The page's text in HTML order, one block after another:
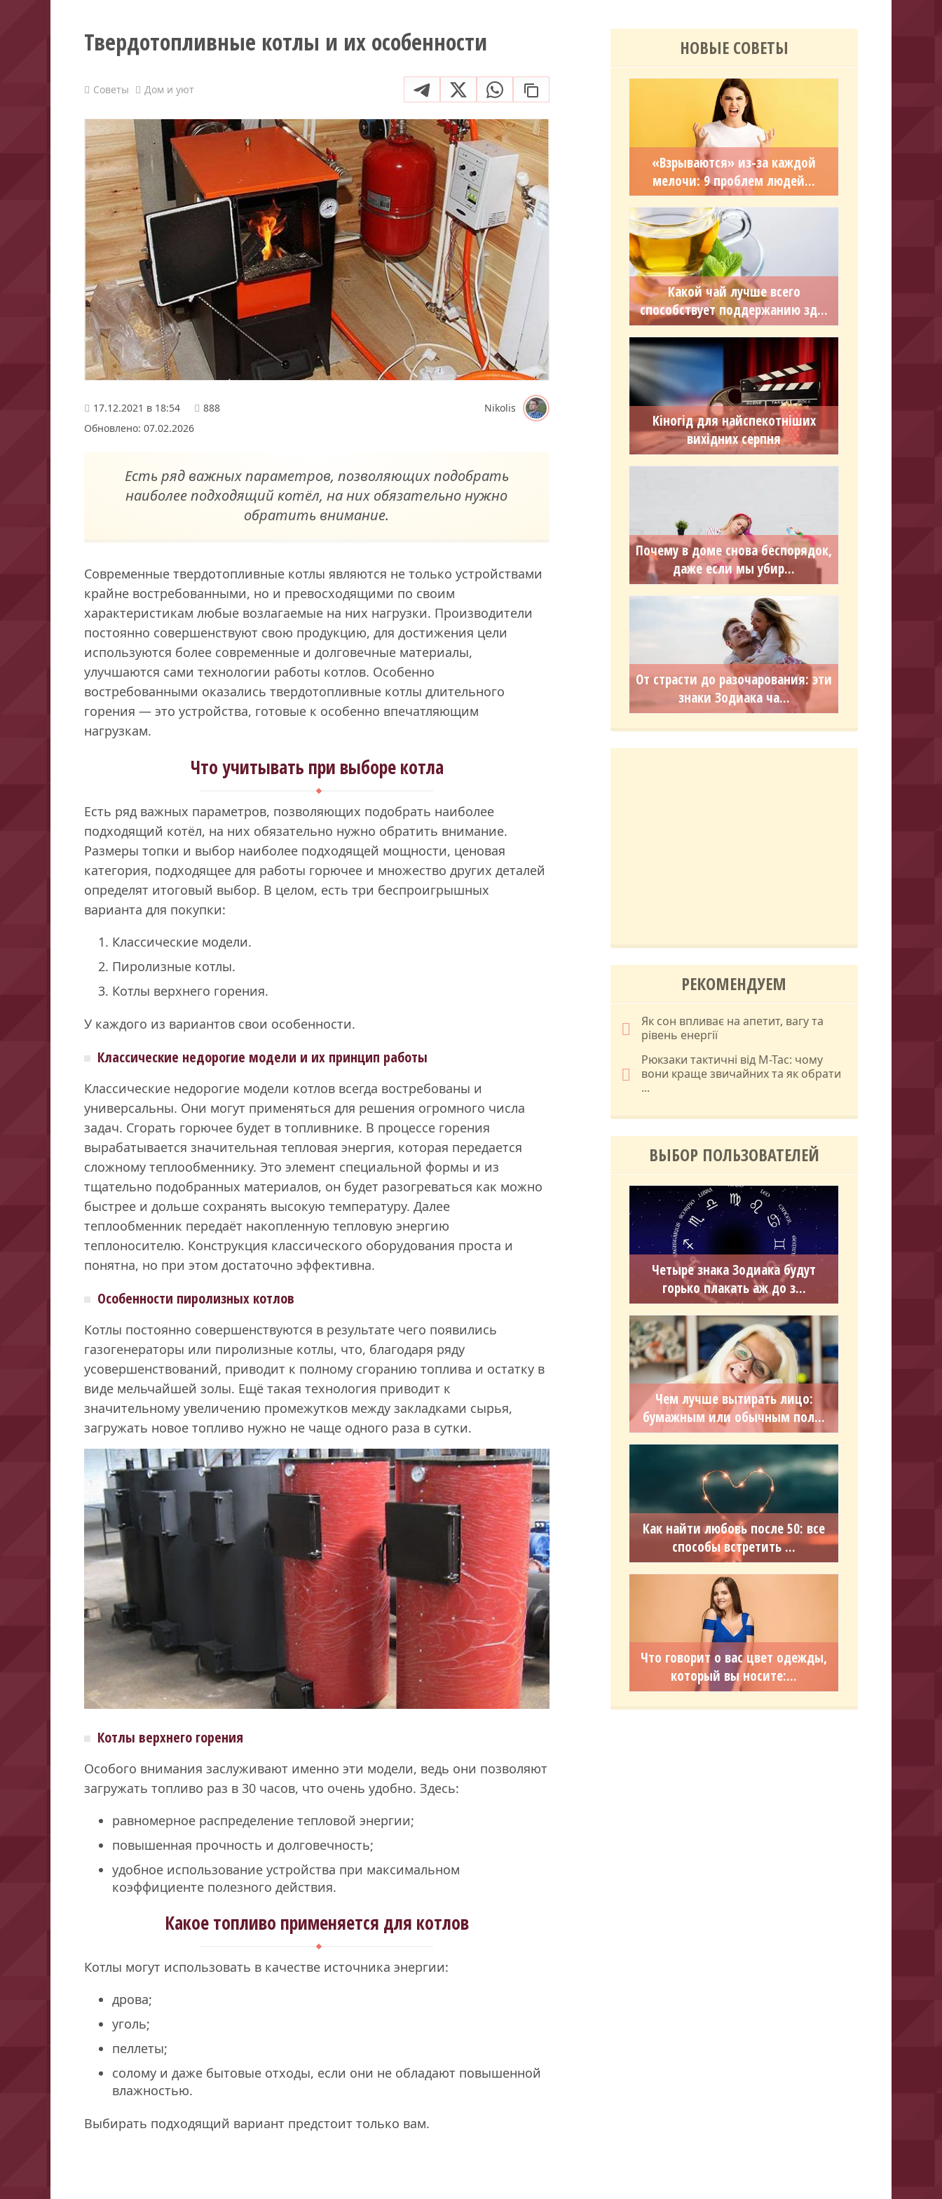
Твердотопливные котлы и их особенности
Советы Дом и уют
17.12.2021 в 18:54 888
Nikolis
Обновлено: 07.02.2026
Есть ряд важных параметров, позволяющих подобрать
наиболее подходящий котёл, на них обязательно нужно
обратить внимание.
Современные твердотопливные котлы являются не только устройствами
крайне востребованными, но и превосходящими по своим
характеристикам любые возлагаемые на них нагрузки. Производители
постоянно совершенствуют свою продукцию, для достижения цели
используются более современные и долговечные материалы,
улучшаются сами технологии работы котлов. Особенно
востребованными оказались твердотопливные котлы длительного
горения — это устройства, готовые к особенно впечатляющим
нагрузкам.
Что учитывать при выборе котла
Есть ряд важных параметров, позволяющих подобрать наиболее
подходящий котёл, на них обязательно нужно обратить внимание.
Размеры топки и выбор наиболее подходящей мощности, ценовая
категория, подходящее для работы горючее и множество других деталей
определят итоговый выбор. В целом, есть три беспроигрышных
варианта для покупки:
Классические модели.
Пиролизные котлы.
Котлы верхнего горения.
У каждого из вариантов свои особенности.
Классические недорогие модели и их принцип работы
Классические недорогие модели котлов всегда востребованы и
универсальны. Они могут применяться для решения огромного числа
задач. Сгорать горючее будет в топливнике. В процессе горения
вырабатывается значительная тепловая энергия, которая передается
сложному теплообменнику. Это элемент специальной формы и из
тщательно подобранных материалов, он будет разогреваться как можно
быстрее и дольше сохранять высокую температуру. Далее
теплообменник передаёт накопленную тепловую энергию
теплоносителю. Конструкция классического оборудования проста и
понятна, но при этом достаточно эффективна.
Особенности пиролизных котлов
Котлы постоянно совершенствуются в результате чего появились
газогенераторы или пиролизные котлы, что, благодаря ряду
усовершенствований, приводит к полному сгоранию топлива и остатку в
виде мельчайшей золы. Ещё такая технология приводит к
значительному увеличению промежутков между закладками сырья,
загружать новое топливо нужно не чаще одного раза в сутки.
Котлы верхнего горения
Особого внимания заслуживают именно эти модели, ведь они позволяют
загружать топливо раз в 30 часов, что очень удобно. Здесь:
равномерное распределение тепловой энергии;
повышенная прочность и долговечность;
удобное использование устройства при максимальном
коэффициенте полезного действия.
Какое топливо применяется для котлов
Котлы могут использовать в качестве источника энергии:
дрова;
уголь;
пеллеты;
солому и даже бытовые отходы, если они не обладают повышенной
влажностью.
Выбирать подходящий вариант предстоит только вам.
НОВЫЕ СОВЕТЫ
«Взрываются» из-за каждой
мелочи: 9 проблем людей...
Какой чай лучше всего
способствует поддержанию зд...
Кіногід для найспекотніших
вихідних серпня
Почему в доме снова беспорядок,
даже если мы убир...
От страсти до разочарования: эти
знаки Зодиака ча...
РЕКОМЕНДУЕМ
Як сон впливає на апетит, вагу та
рівень енергії
Рюкзаки тактичні від M-Tac: чому
вони краще звичайних та як обрати
...
ВЫБОР ПОЛЬЗОВАТЕЛЕЙ
Четыре знака Зодиака будут
горько плакать аж до з...
Чем лучше вытирать лицо:
бумажным или обычным пол...
Как найти любовь после 50: все
способы встретить ...
Что говорит о вас цвет одежды,
который вы носите:...